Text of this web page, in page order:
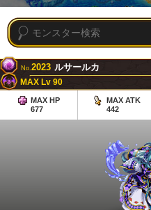
No.2023 ルサールカ
MAX Lv 90
MAX HP
677
MAX ATK
442